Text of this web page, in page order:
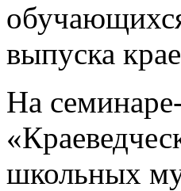
выпуска
На
школьных